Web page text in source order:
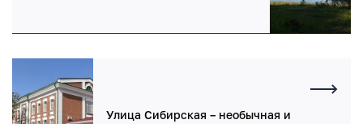
Улица Сибирская – необычная и